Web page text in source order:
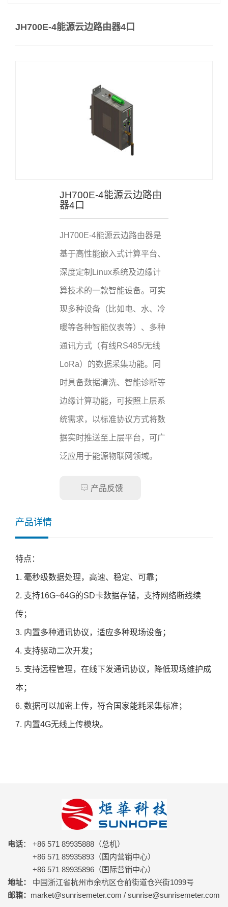
JH700E-4能源云边路由器4口
JH700E-4能源云边路由
器4口
JH700E-4能源云边路由器是
基于高性能嵌入式计算平台、
深度定制Linux系统及边缘计
算技术的一款智能设备。可实
现多种设备（比如电、水、冷
暖等各种智能仪表等）、多种
通讯方式（有线RS485/无线
LoRa）的数据采集功能。同
时具备数据清洗、智能诊断等
边缘计算功能，可按照上层系
统需求，以标准协议方式将数
据实时推送至上层平台，可广
泛应用于能源物联网领域。
 产品反馈
产品详情
特点：
1. 毫秒级数据处理，高速、稳定、可靠；
2. 支持16G~64G的SD卡数据存储，支持网络断线续
传；
3. 内置多种通讯协议，适应多种现场设备；
4. 支持驱动二次开发；
5. 支持远程管理，在线下发通讯协议，降低现场维护成
本；
6. 数据可以加密上传，符合国家能耗采集标准；
7. 内置4G无线上传模块。
电话： +86 571 89935888（总机）
+86 571 89935893（国内营销中心）
+86 571 89935896（国际营销中心）
地址：
中国浙江省杭州市余杭区仓前街道仓兴街1099号
邮箱： market@sunrisemeter.com / sunrise@sunrisemeter.com